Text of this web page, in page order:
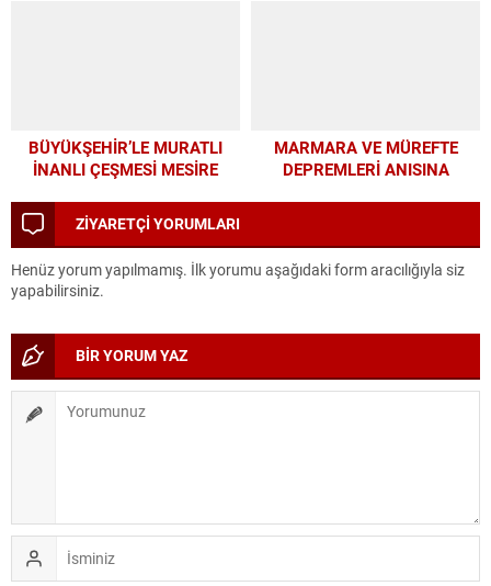
BÜYÜKŞEHİR’LE MURATLI
İNANLI ÇEŞMESİ MESİRE
DÖNÜŞÜM
MARMARA VE MÜREFTE
DEPREMLERİ ANISINA
ZİYARETÇİ YORUMLARI
Henüz yorum yapılmamış. İlk yorumu aşağıdaki form aracılığıyla siz
yapabilirsiniz.
BİR YORUM YAZ